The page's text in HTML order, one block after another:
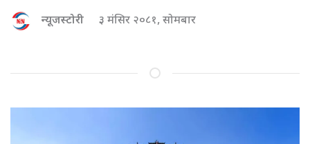
न्यूजस्टोरी ३ मंसिर २०८१, सोमबार